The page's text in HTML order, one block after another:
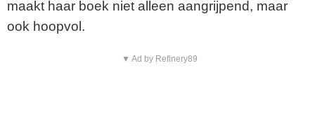
maakt haar boek niet alleen aangrijpend, maar
ook hoopvol.
▼ Ad by Refinery89